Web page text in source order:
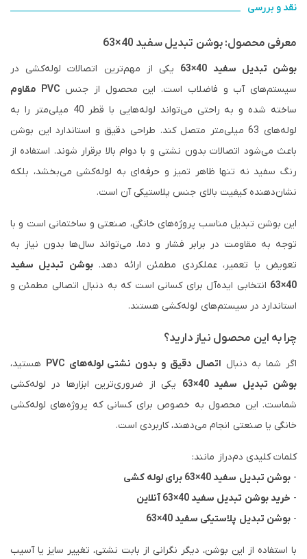
نقد و بررسی
معرفی محصول: بوشن تبدیل سفید 40×63
بوشن تبدیل سفید 40×63
یکی از مهم‌ترین اتصالات لوله‌کشی در
سیستم‌های آب و فاضلاب است. این محصول از جنس PVC مقاوم
ساخته شده و به راحتی می‌تواند لوله‌هایی با قطر 40 میلی‌متر را به
لوله‌های 63 میلی‌متر متصل کند. طراحی دقیق و استاندارد این بوشن
باعث می‌شود اتصالات بدون نشتی و با دوام بالا برقرار شوند. استفاده از
رنگ سفید نه تنها ظاهر تمیز و حرفه‌ای به لوله‌کشی می‌بخشد، بلکه
نشان‌دهنده کیفیت بالای جنس پلاستیکی آن است.
این بوشن تبدیل مناسب پروژه‌های خانگی، صنعتی و ساختمانی است و با
توجه به مقاومت در برابر فشار و دما، می‌تواند سال‌ها بدون نیاز به
تعویض یا تعمیر، عملکردی مطمئن ارائه دهد.بوشن تبدیل سفید
40×63
انتخابی ایده‌آل برای کسانی است که به دنبال اتصالی مطمئن و
استاندارد در سیستم‌های لوله‌کشی هستند.
چرا به این محصول نیاز دارید؟
اگر شما به دنبال اتصال دقیق و بدون نشتی لوله‌های PVC
هستید،
بوشن تبدیل سفید 40×63
یکی از ضروری‌ترین ابزارها در لوله‌کشی
شماست. این محصول به خصوص برای کسانی که پروژه‌های لوله‌کشی
خانگی یا صنعتی انجام می‌دهند، کاربردی است.
کلمات کلیدی دم‌دراز مانند:
-بوشن تبدیل سفید 40×63 برای لوله کشی
- خرید بوشن تبدیل سفید 40×63 آنلاین
-بوشن تبدیل پلاستیکی سفید 40×63
با استفاده از این بوشن، دیگر نگرانی از بابت نشتی، تغییر سایز یا آسیب